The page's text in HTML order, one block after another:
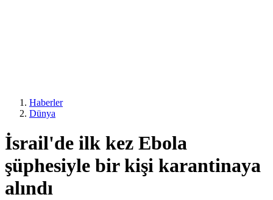
Haberler
Dünya
İsrail'de ilk kez Ebola
şüphesiyle bir kişi karantinaya
alındı